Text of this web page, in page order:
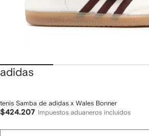
adidas
tenis Samba de adidas x Wales Bonner
$424.207
Impuestos aduaneros incluidos